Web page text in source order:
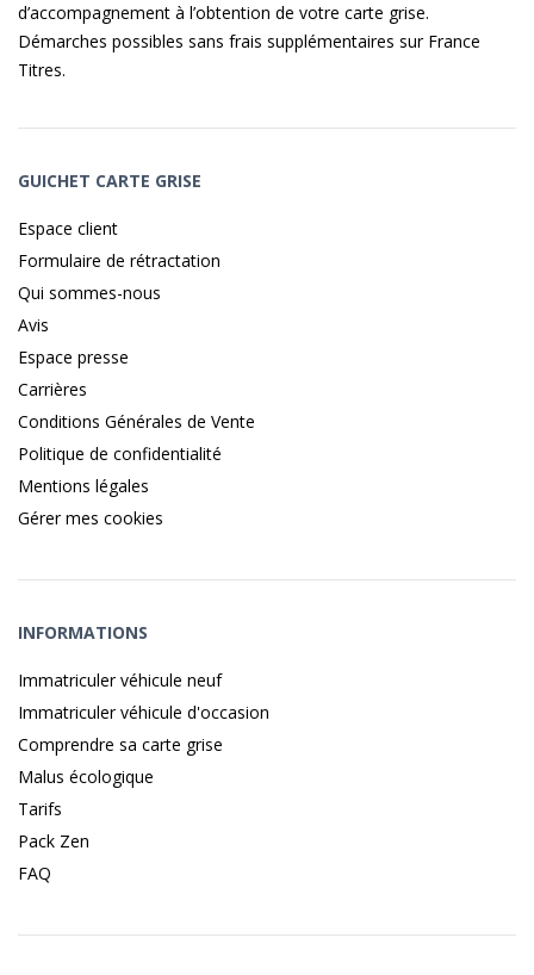
d’accompagnement à l’obtention de votre carte grise.
Démarches possibles sans frais supplémentaires sur France
Titres.
GUICHET CARTE GRISE
Espace client
Formulaire de rétractation
Qui sommes-nous
Avis
Espace presse
Carrières
Conditions Générales de Vente
Politique de confidentialité
Mentions légales
Gérer mes cookies
INFORMATIONS
Immatriculer véhicule neuf
Immatriculer véhicule d'occasion
Comprendre sa carte grise
Malus écologique
Tarifs
Pack Zen
FAQ